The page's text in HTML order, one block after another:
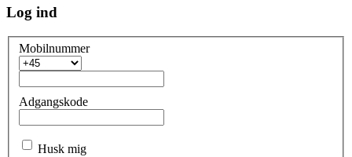
Log ind
Mobilnummer
Adgangskode
Husk mig